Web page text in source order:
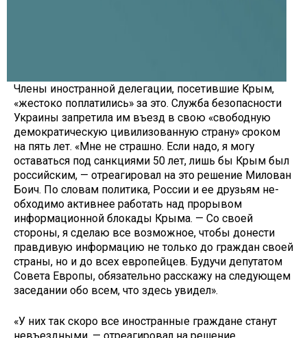
Члены иностранной делегации, по­сетившие Крым,
«жестоко попла­тились» за это. Служба безопасно­сти
Украины запретила им въезд в свою «свободную
демократическую цивилизованную страну» сроком
на пять лет. «Мне не страшно. Если надо, я могу
оставаться под санк­циями 50 лет, лишь бы Крым был
российским, — отреагировал на это решение Милован
Боич. По словам политика, России и ее друзьям не­
обходимо активнее работать над прорывом
информационной бло­кады Крыма. — Со своей
стороны, я сделаю все возможное, чтобы до­нести
правдивую информацию не только до граждан своей
страны, но и до всех европейцев. Будучи депу­татом
Совета Европы, обязательно расскажу на следующем
заседании обо всем, что здесь увидел».
«У них так скоро все иностран­ные граждане станут